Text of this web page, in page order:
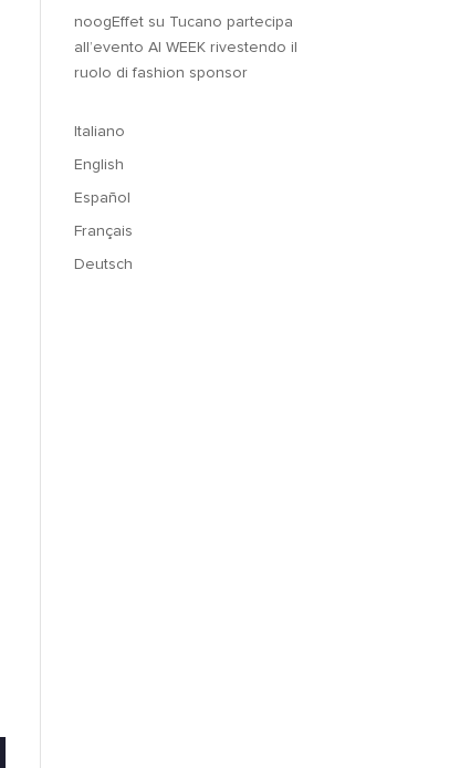
noogEffetsu Tucano partecipa
all’evento AI WEEK rivestendo il
ruolo di fashion sponsor
Italiano
English
Español
Français
Deutsch